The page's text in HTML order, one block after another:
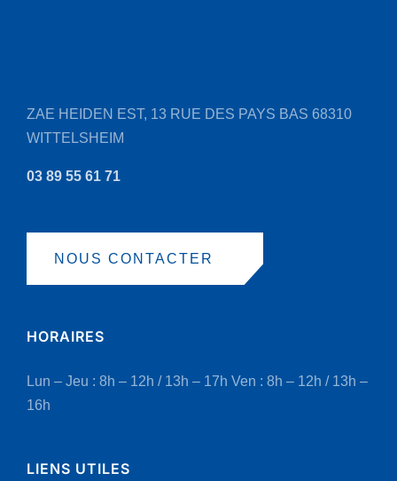
ZAE HEIDEN EST, 13 RUE DES PAYS BAS 68310
WITTELSHEIM
03 89 55 61 71
NOUS CONTACTER
HORAIRES
Lun – Jeu : 8h – 12h / 13h – 17h Ven : 8h – 12h / 13h –
16h
LIENS UTILES